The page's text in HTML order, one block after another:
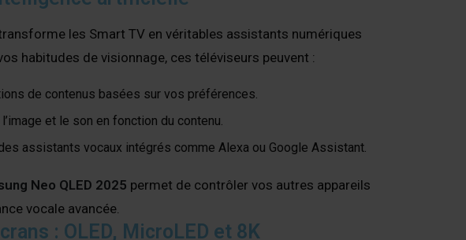
les Smart TV en véritables assistants numériques
habitudes de visionnage, ces téléviseurs peuvent :
de contenus basées sur vos préférences.
et le son en fonction du contenu.
assistants vocaux intégrés comme Alexa ou Google Assistant.
Neo QLED 2025 permet de contrôler vos autres appareils
vocale avancée.
: OLED, MicroLED et 8K